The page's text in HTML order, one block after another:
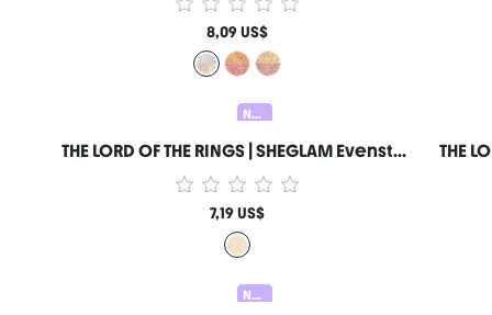
8,09 US$
Nuevo
THE LORD OF THE RINGS | SHEGLAM Evenstar Glow Iluminador Marca de Belleza Cosmética Maquillaje para Mujeres y Niñas
7,19 US$
Nuevo